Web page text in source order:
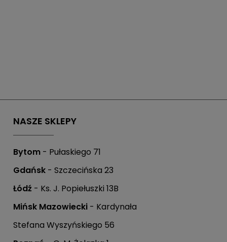
NASZE SKLEPY
Bytom - Pułaskiego 71
Gdańsk - Szczecińska 23
Łódź - Ks. J. Popiełuszki 13B
Mińsk Mazowiecki - Kardynała
Stefana Wyszyńskiego 56